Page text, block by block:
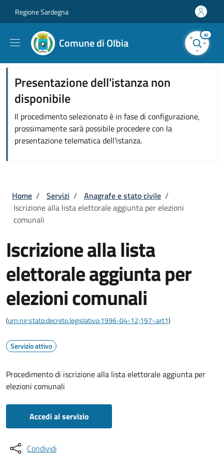
Regione Sardegna
Comune di Olbia
AI
Presentazione dell'istanza non
disponibile
Il procedimento selezionato è in fase di configurazione,
prossimamente sarà possibile procedere con la
presentazione telematica dell'istanza.
Briciole di pane
Home / Servizi / Anagrafe e stato civile /
Iscrizione alla lista elettorale aggiunta per elezioni
comunali
Iscrizione alla lista
elettorale aggiunta per
elezioni comunali
(urn:nir:stato:decreto.legislativo:1996-04-12;197~art1)
Servizio attivo
Procedimento di iscrizione alla lista elettorale aggiunta per
elezioni comunali
Accedi al servizio
Condividi